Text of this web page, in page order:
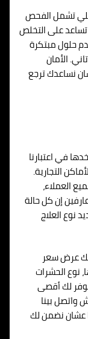
تشمل الفحص
تساعد على التخلص
حلول مبتكرة
الأمان
نساعدك ترجع
في اعتبارنا
التجارية.
العملاء،
إن كل حالة
نوع العلاج
هنوفر لك عرض سعر
نوع الحشرات
لك أقصى
واتصل بينا
عشان نضمن لك